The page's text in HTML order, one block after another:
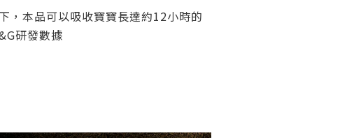
，本品可以吸收寶寶長達約12小時的
研發數據